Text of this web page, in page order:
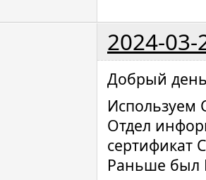
2024-03-
Добрый
Используем
Отдел
сертификат
Раньше был